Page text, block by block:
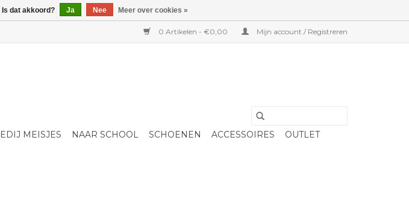
0 Artikelen - €0,00 Mijn account / Registreren
MEISJES NAAR SCHOOL SCHOENEN ACCESSOIRES
OUTLET
dat akkoord? Ja Nee Meer over cookies »